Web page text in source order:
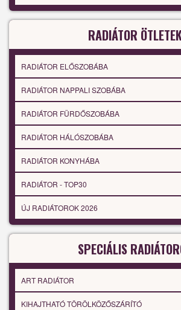
RADIÁTOR
RADIÁTOR ELŐSZOBÁBA
RADIÁTOR NAPPALI SZOBÁBA
RADIÁTOR FÜRDŐSZOBÁBA
RADIÁTOR HÁLÓSZOBÁBA
RADIÁTOR KONYHÁBA
RADIÁTOR - TOP30
ÚJ RADIÁTOROK 2026
SPECIÁLIS
ART RADIÁTOR
KIHAJTHATÓ TÖRÖLKÖZŐSZÁRÍTÓ